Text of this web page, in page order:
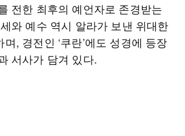
전한 최후의 예언자로 존경받는
와 예수 역시 알라가 보낸 위대한
, 경전인 ‘쿠란’에도 성경에 등장
서사가 담겨 있다.